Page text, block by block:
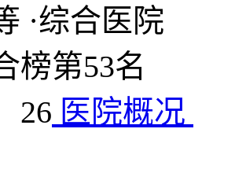
·综合医院
榜第53名
26 医院概况